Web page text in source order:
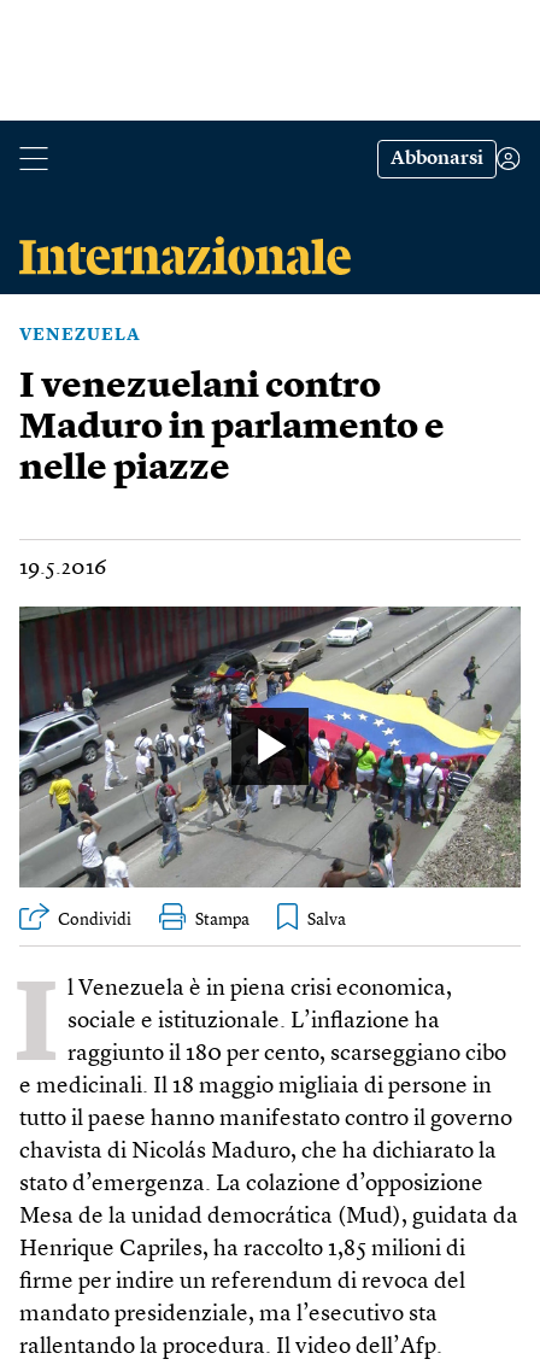
Abbonarsi
VENEZUELA
I venezuelani contro
Maduro in parlamento e
nelle piazze
19.5.2016
Condividi Stampa
I l Venezuela è in piena crisi economica,
sociale e istituzionale. L’inflazione ha
raggiunto il 180 per cento, scarseggiano cibo
e medicinali. Il 18 maggio migliaia di persone in
tutto il paese hanno manifestato contro il governo
chavista di Nicolás Maduro, che ha dichiarato la
stato d’emergenza. La colazione d’opposizione
Mesa de la unidad democrática (Mud), guidata da
Henrique Capriles, ha raccolto 1,85 milioni di
firme per indire un referendum di revoca del
mandato presidenziale, ma l’esecutivo sta
rallentando la procedura. Il video dell’Afp.